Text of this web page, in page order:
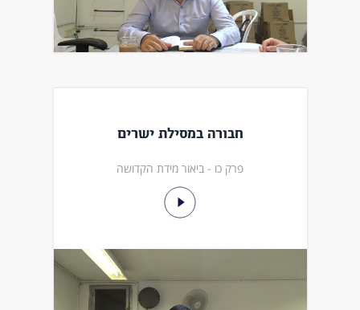
חבורה במסילת ישרים
פרק כו - ביאור מידת הקדושה